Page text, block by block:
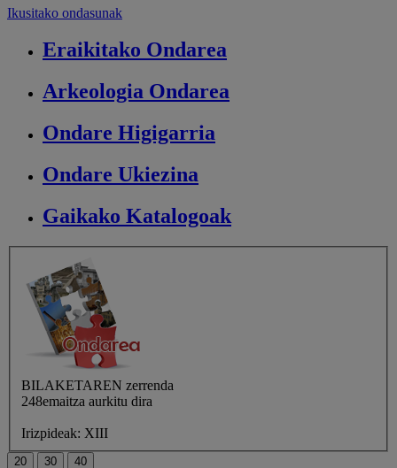
Ikusitako ondasunak
Eraikitako Ondarea
Arkeologia Ondarea
Ondare Higigarria
Ondare Ukiezina
Gaikako Katalogoak
BILAKETAREN zerrenda
248emaitza aurkitu dira
Irizpideak: XIII